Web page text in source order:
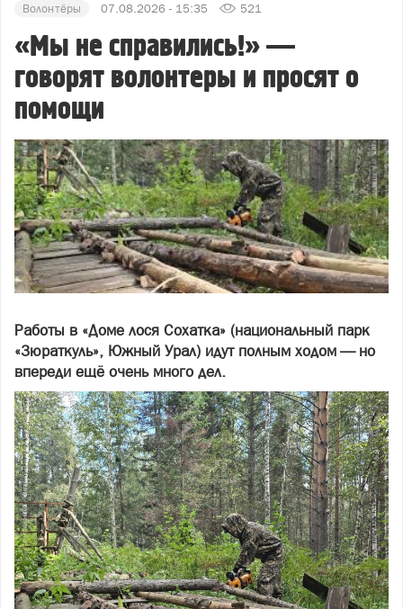
Волонтёры 07.08.2026 - 15:35 521
«Мы не справились!» —
говорят волонтеры и просят о
помощи
Работы в «Доме лося Сохатка» (национальный парк
«Зюраткуль», Южный Урал) идут полным ходом — но
впереди ещё очень много дел.